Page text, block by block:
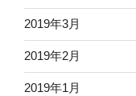
2019年3月
2019年2月
2019年1月